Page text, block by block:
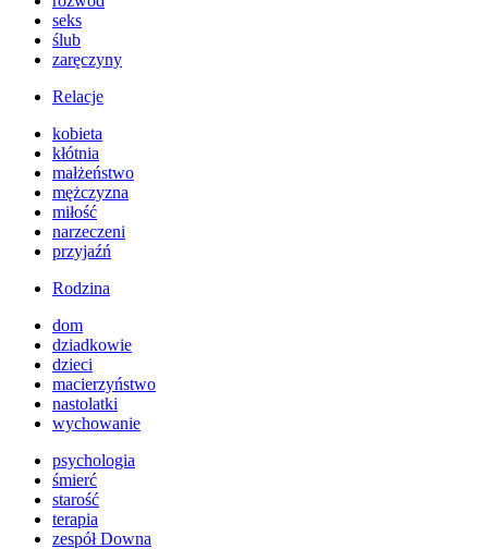
seks
ślub
zaręczyny
Relacje
kobieta
kłótnia
małżeństwo
mężczyzna
miłość
narzeczeni
przyjaźń
Rodzina
dom
dziadkowie
dzieci
macierzyństwo
nastolatki
wychowanie
psychologia
śmierć
starość
terapia
zespół Downa